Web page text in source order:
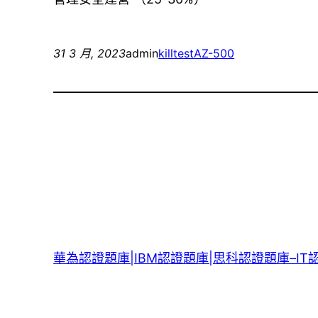
31 3 月, 2023adminkilltestAZ-500
華為認證題庫|IBM認證題庫|思科認證題庫–IT